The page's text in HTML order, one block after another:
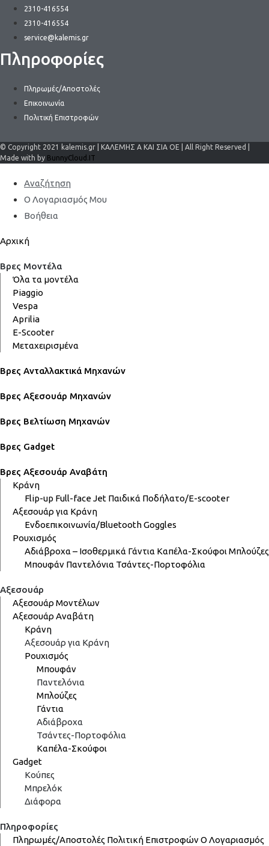
2310-416554
2310-416554
service@kalemis.gr
Πληροφορίες
Πληρωμές/Αποστολές
Επικοινωνία
Πολιτική Επιστροφών
© Copyright 2021 kalemis.gr | ΚΑΛΕΜΗΣ Α ΚΑΙ ΣΙΑ ΟΕ | All Right Reserved |
Made with by BunnyCloud.IT
Αναζήτηση
Ο Λογαριασμός Μου
Βοήθεια
Αρχική
Βρες Μοντέλα
Όλα τα μοντέλα
Piaggio
Vespa
Aprilia
E-Scooter
Μεταχειρισμένα
Βρες Ανταλλακτικά Μηχανών
Βρες Αξεσουάρ Μηχανών
Βρες Βελτίωση Μηχανών
Βρες Gadget
Βρες Αξεσουάρ Αναβάτη
Κράνη
Flip-up Full-faceJet Παιδικά Ποδήλατο/E-scooter
Αξεσουάρ για Κράνη
Ενδοεπικοινωνία/BluetoothGoggles
Ρουχισμός
Αδιάβροχα – Ισοθερμικά Γάντια Καπέλα-Σκούφοι Μπλούζες
Μπουφάν Παντελόνια Τσάντες-Πορτοφόλια
Αξεσουάρ
Αξεσουάρ Μοντέλων
Αξεσουάρ Αναβάτη
Κράνη
Αξεσουάρ για Κράνη
Ρουχισμός
Μπουφάν
Παντελόνια
Μπλούζες
Γάντια
Αδιάβροχα
Τσάντες-Πορτοφόλια
Καπέλα-Σκούφοι
Gadget
Κούπες
Μπρελόκ
Διάφορα
Πληροφορίες
Πληρωμές/Αποστολές Πολιτική ΕπιστροφώνΟ Λογαριασμός